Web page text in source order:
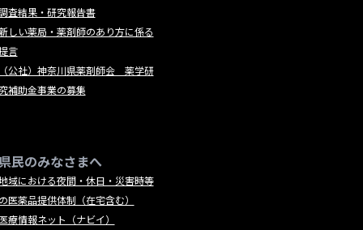
査結果・研究報告書
しい薬局・薬剤師のあり方に係る
言
公社）神奈川県薬剤師会 薬学研
補助金事業の募集
民のみなさまへ
域における夜間・休日・災害時等
医薬品提供体制（在宅含む）
療情報ネット（ナビイ）